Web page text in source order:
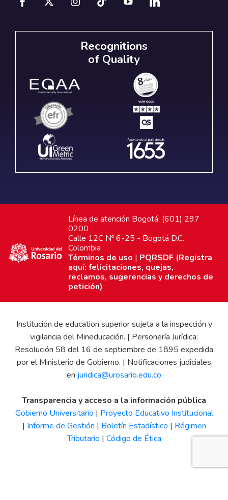
Recognitions
of Quality
Línea de atención Bogotá: (601) 297
0200
Calle 12C Nº 6-25 - Bogotá D.C.
Colombia
Términos de uso | PQRSDF (Registra
aquí: felicitaciones, quejas,
reclamos, sugerencias y derechos de
petición)
Institución de education superior sujeta a la inspección y
vigilancia del Mineducación. | Personería Jurídica:
Resolución 58 del 16 de septiembre de 1895 expedida
por el Ministerio de Gobierno. | Notificaciones judiciales
en juridica@urosario.edu.co
Transparencia y acceso a la información pública
Gobierno Universitario | Proyecto Educativo Institucional
| Informe de Gestión | Boletín Estadístico | Régimen
Tributario | Código de Ética